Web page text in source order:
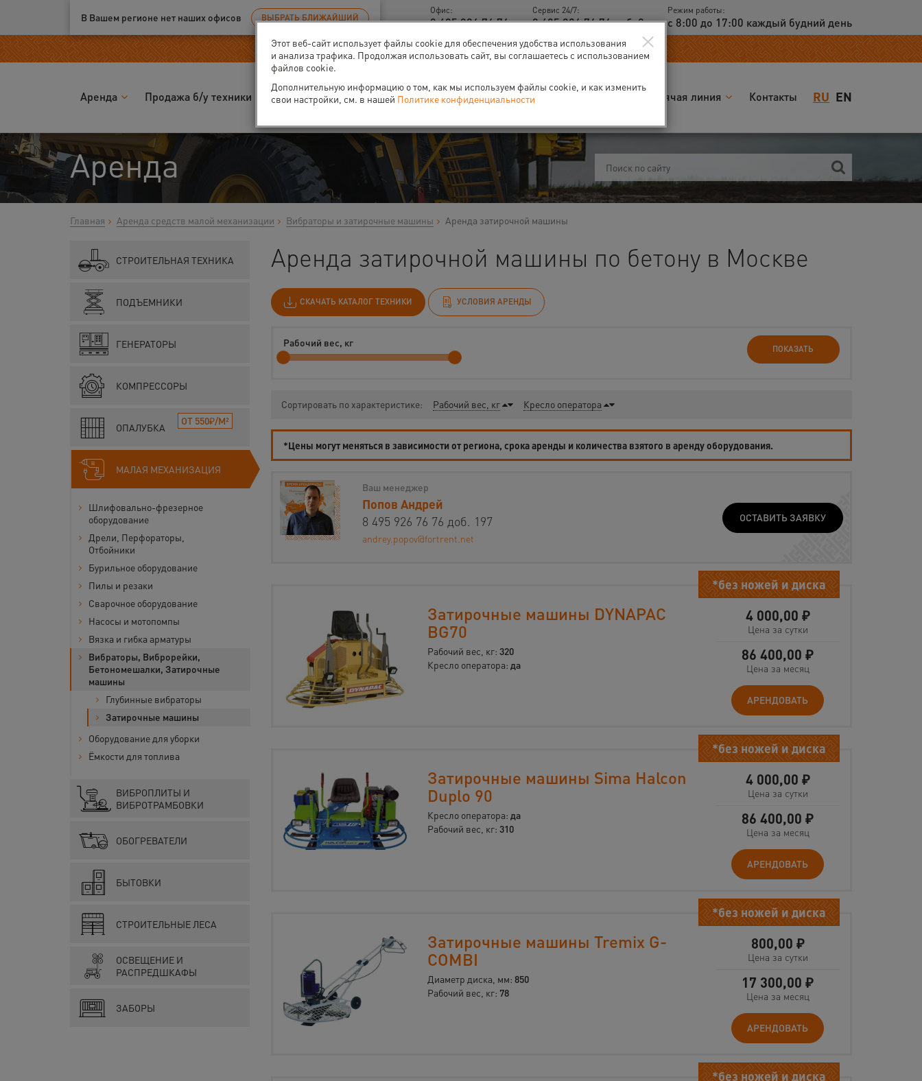
Ваш город:Москва
В Вашем регионе нет наших офисов ВЫБРАТЬ БЛИЖАЙШИЙ
Офис:
8 495 926 76 76
Сервис 24/7:
8 495 926 76 76 доб. 2
Режим работы:
с 8:00 до 17:00 каждый будний день
RU EN
Аренда Продажа б/у техники Запчасти О нас События Горячая линия Контакты
Аренда
Главная Аренда средств малой механизации Вибраторы и затирочные машины Аренда затирочной машины
СТРОИТЕЛЬНАЯ ТЕХНИКА
ПОДЪЕМНИКИ
ГЕНЕРАТОРЫ
КОМПРЕССОРЫ
ОПАЛУБКА
ОТ 550₽/М²
МАЛАЯ МЕХАНИЗАЦИЯ
Шлифовально-фрезерное
оборудование
Дрели, Перфораторы,
Отбойники
Бурильное оборудование
Пилы и резаки
Сварочное оборудование
Насосы и мотопомпы
Вязка и гибка арматуры
Вибраторы, Виброрейки,
Бетономешалки, Затирочные
машины
Глубинные вибраторы
Затирочные машины
Оборудование для уборки
Ёмкости для топлива
ВИБРОПЛИТЫ И
ВИБРОТРАМБОВКИ
ОБОГРЕВАТЕЛИ
БЫТОВКИ
СТРОИТЕЛЬНЫЕ ЛЕСА
ОСВЕЩЕНИЕ И
РАСПРЕДШКАФЫ
ЗАБОРЫ
Аренда затирочной машины по бетону в Москве
СКАЧАТЬ КАТАЛОГ ТЕХНИКИ УСЛОВИЯ АРЕНДЫ
Рабочий вес, кг
ПОКАЗАТЬ
Сортировать по характеристике: Рабочий вес, кг Кресло оператора
*Цены могут меняться в зависимости от региона, срока аренды и количества взятого в аренду оборудования.
Ваш менеджер
Попов Андрей
8 495 926 76 76 доб. 197
andrey.popov@fortrent.net
ОСТАВИТЬ ЗАЯВКУ
*без ножей и диска
Затирочные машины DYNAPAC
BG70
Рабочий вес, кг: 320
Кресло оператора: да
4 000,00 ₽
Цена за сутки
86 400,00 ₽
Цена за месяц
АРЕНДОВАТЬ
*без ножей и диска
Затирочные машины Sima Halcon
Duplo 90
Кресло оператора: да
Рабочий вес, кг: 310
4 000,00 ₽
Цена за сутки
86 400,00 ₽
Цена за месяц
АРЕНДОВАТЬ
*без ножей и диска
Затирочные машины Tremix G-
COMBI
Диаметр диска, мм: 850
Рабочий вес, кг: 78
800,00 ₽
Цена за сутки
17 300,00 ₽
Цена за месяц
АРЕНДОВАТЬ
*без ножей и диска
×
Этот веб-сайт использует файлы cookie для обеспечения удобства использования
и анализа трафика. Продолжая использовать сайт, вы соглашаетесь с использованием
файлов cookie.
Дополнительную информацию о том, как мы используем файлы cookie, и как изменить
свои настройки, см. в нашей Политике конфиденциальности